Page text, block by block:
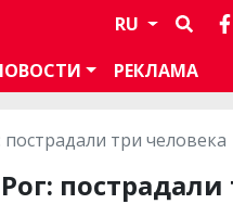
RU
РЕКЛАМА
три человека
пострадали